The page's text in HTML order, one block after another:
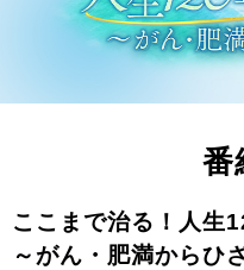
番
ここまで治る！人生
～がん・肥満からひ